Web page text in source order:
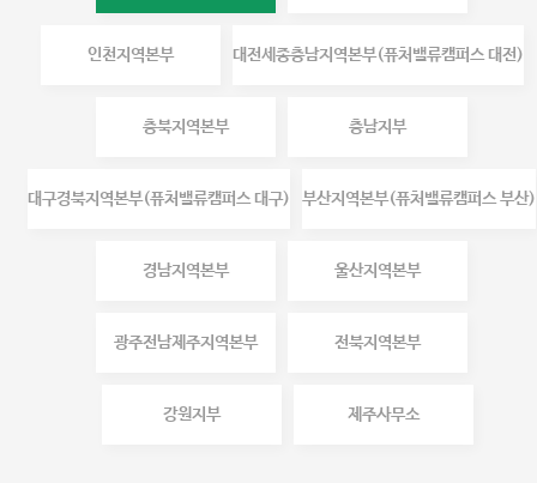
인천지역본부 대전세종충남지역본부(퓨처밸류캠퍼스 대전)
충북지역본부 충남지부
대구경북지역본부(퓨처밸류캠퍼스 대구) 부산지역본부(퓨처밸류캠퍼스 부산)
경남지역본부 울산지역본부
광주전남제주지역본부 전북지역본부
강원지부 제주사무소